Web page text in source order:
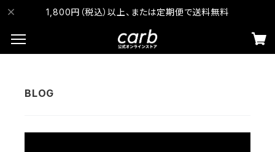
1,800円（税込）以上、または定期便で送料無料